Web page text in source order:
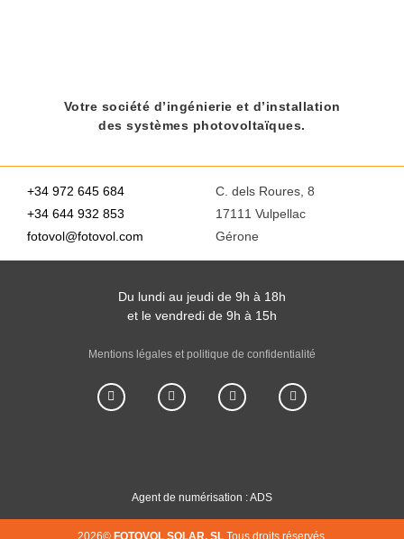
Votre société d’ingénierie et d’installation
des systèmes photovoltaïques.
+34 972 645 684
+34 644 932 853
fotovol@fotovol.com
C. dels Roures, 8
17111 Vulpellac
Gérone
Du lundi au jeudi de 9h à 18h
et le vendredi de 9h à 15h
Mentions légales et politique de confidentialité
Agent de numérisation : ADS
2026© FOTOVOL SOLAR, SLTous droits réservés.